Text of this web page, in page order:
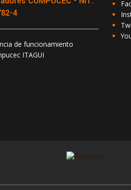
4
de funcionamiento
ITAGUI